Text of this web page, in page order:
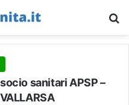
sanitari APSP –